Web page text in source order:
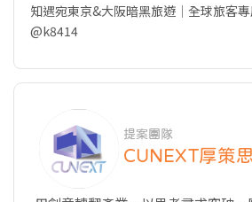
知遇宛東京&大阪暗黑旅遊｜全球旅客
@k8414
提案團隊
CUNEXT厚策